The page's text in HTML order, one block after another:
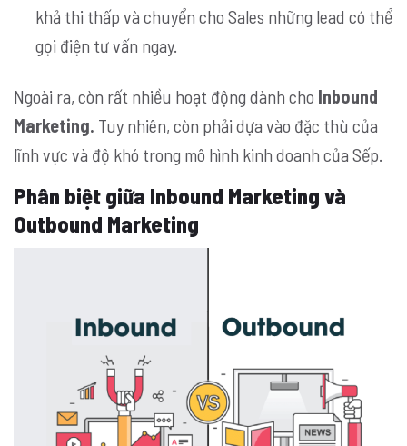
khả thi thấp và chuyển cho Sales những lead có thể
gọi điện tư vấn ngay.
Ngoài ra, còn rất nhiều hoạt động dành cho Inbound
Marketing. Tuy nhiên, còn phải dựa vào đặc thù của
lĩnh vực và độ khó trong mô hình kinh doanh của Sếp.
Phân biệt giữa Inbound Marketing và
Outbound Marketing